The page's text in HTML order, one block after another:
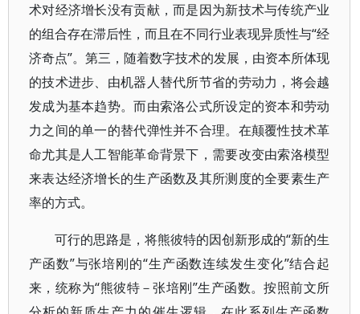
术对经济增长没有贡献，而是因为新技术与传统产业
的组合存在滞后性，而且在不同行业表现异质性与“经
济奇点”。第三，随着数字技术的发展，由资本所体现
的技术进步、由机器人替代所节省的劳动力，将会越
发成为基本趋势。而由索洛公式所设定的资本和劳动
力之间的单一的替代弹性并不合理。在颠覆性技术革
命尤其是人工智能革命背景下，需要改变由索洛模型
来表达经济增长的生产函数及其所测度的全要素生产
率的方式。
可行的思路是，将熊彼特的因创新形成的“新的生
产函数”与张培刚的“生产函数连续发生变化”结合起
来，统称为“熊彼特－张培刚”生产函数。按照前文所